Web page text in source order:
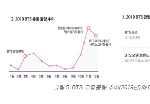
그림 5. BTS 유통물량 추이(2019년)와